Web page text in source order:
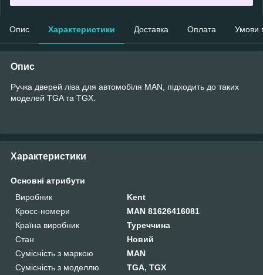
Опис Характеристики Доставка Оплата Умови
Опис
Ручка дверей ліва для автомобіля MAN, підходить до таких
моделей TGA та TGX.
Характеристики
Основні атрибути
Виробник
Kent
Кросс-номери
MAN 81626416081
Країна виробник
Туреччина
Стан
Новий
Сумісність з маркою
MAN
Сумісність з моделлю
TGA, TGX